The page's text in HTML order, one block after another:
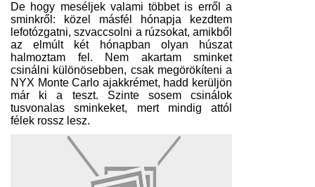
De hogy meséljek valami többet is erről a
sminkről: közel másfél hónapja kezdtem
lefotózgatni, szvaccsolni a rúzsokat, amikből
az elmúlt két hónapban olyan húszat
halmoztam fel. Nem akartam sminket
csinálni különösebben, csak megörökíteni a
NYX Monte Carlo ajakkrémet, hadd kerüljön
már ki a teszt. Szinte sosem csinálok
tusvonalas sminkeket, mert mindig attól
félek rossz lesz.